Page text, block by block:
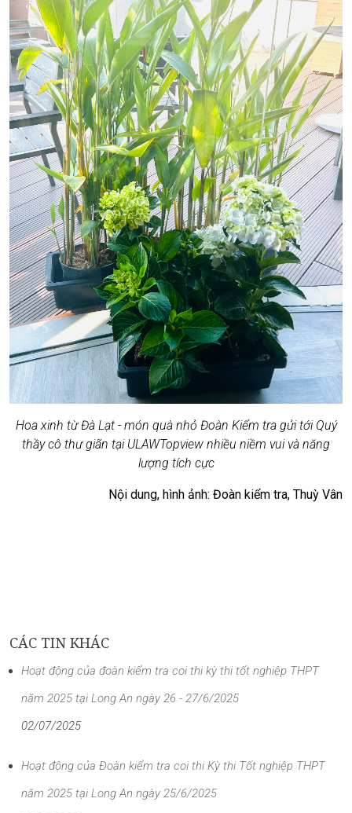
Hoa xinh từ Đà Lạt - món quà nhỏ Đoàn Kiểm tra gửi tới Quý
thầy cô thư giãn tại ULAWTopview nhiều niềm vui và năng
lượng tích cực
Nội dung, hình ảnh: Đoàn kiểm tra, Thuỳ Vân
CÁC TIN KHÁC
Hoạt động của đoàn kiểm tra coi thi kỳ thi tốt nghiệp THPT
năm 2025 tại Long An ngày 26 - 27/6/2025
02/07/2025
Hoạt động của Đoàn kiểm tra coi thi Kỳ thi Tốt nghiệp THPT
năm 2025 tại Long An ngày 25/6/2025